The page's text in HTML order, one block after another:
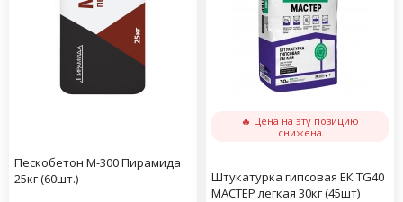
Пескобетон М-300 Пирамида
25кг (60шт.)
🔥 Цена на эту позицию
снижена
Штукатурка гипсовая ЕК TG40
МАСТЕР легкая 30кг (45шт)